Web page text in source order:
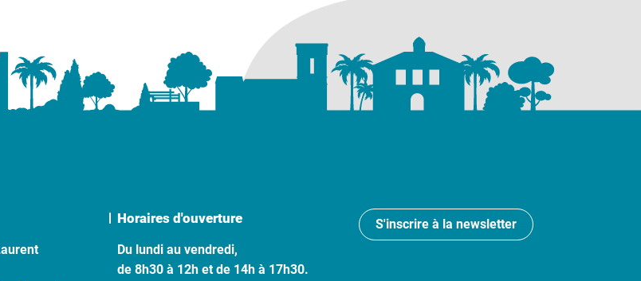
Horaires d'ouverture
Du lundi au vendredi,
de 8h30 à 12h et de 14h à 17h30.
S'inscrire à la newsletter